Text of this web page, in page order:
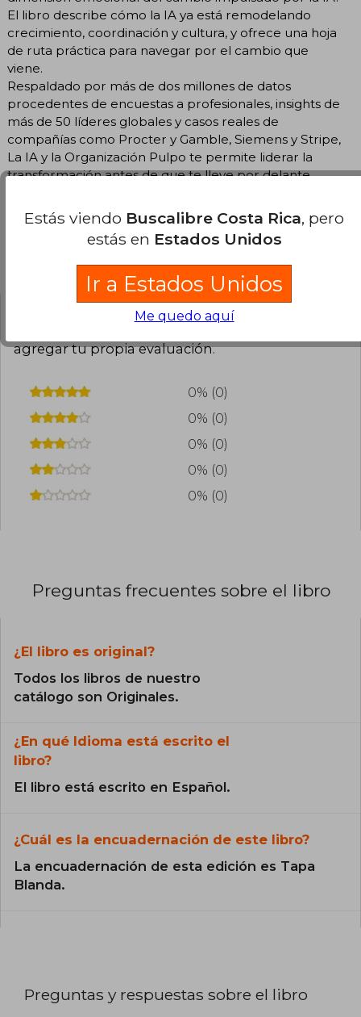
El libro describe cómo la IA ya está remodelando
crecimiento, coordinación y cultura, y ofrece una hoja
de ruta práctica para navegar por el cambio que
viene.
Respaldado por más de dos millones de datos
procedentes de encuestas a profesionales, insights de
más de 50 líderes globales y casos reales de
compañías como Procter y Gamble, Siemens y Stripe,
La IA y la Organización Pulpo te permite liderar la
transformación antes de que te lleve por delante.
Opiniones del libro
agregar tu propia evaluación.
0% (0)
0% (0)
0% (0)
0% (0)
0% (0)
Preguntas frecuentes sobre el libro
¿El libro es original?
Todos los libros de nuestro
catálogo son Originales.
¿En qué Idioma está escrito el
libro?
El libro está escrito en Español.
¿Cuál es la encuadernación de este libro?
La encuadernación de esta edición es Tapa
Blanda.
Preguntas y respuestas sobre el libro
Estás viendo Buscalibre Costa Rica, pero
estás en Estados Unidos
Ir a Estados Unidos
Me quedo aquí